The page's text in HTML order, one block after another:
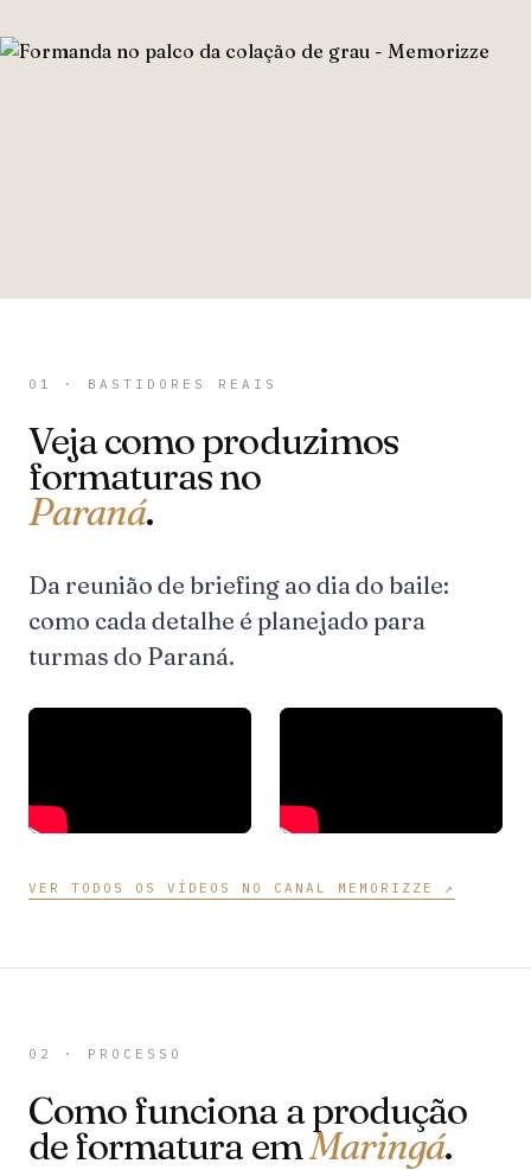
01 · BASTIDORES REAIS
Veja como produzimos
formaturas no
Paraná.
Da reunião de briefing ao dia do baile:
como cada detalhe é planejado para
turmas do Paraná.
VER TODOS OS VÍDEOS NO CANAL MEMORIZZE ↗
02 · PROCESSO
Como funciona a produção
de formatura emMaringá.